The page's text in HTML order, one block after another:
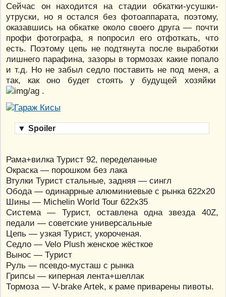
Сейчас он находится на стадии обкатки-усушки-
утруски, но я остался без фотоаппарата, поэтому,
оказавшись на обкатке около своего друга — почти
профи фотографа, я попросил его отфоткать, что
есть. Поэтому цепь не подтянута после выработки
лишнего парафина, зазоры в тормозах какие попало
и т.д. Но не забыл седло поставить не под меня, а
так, как оно будет стоять у будущей хозяйки
.
▼ Spoiler
Рама+вилка Турист 92, переделанные
Окраска — порошком без лака
Втулки Турист стальные, задняя — сингл
Обода — одинаррные алюминиевые с рынка 622х20
Шины — Michelin World Tour 622х35
Система — Турист, оставлена одна звезда 40Z,
педали — советские универсальные
Цепь — узкая Турист, укороченая.
Седло — Velo Plush женское жёсткое
Вынос — Турист
Руль — псевдо-мусташ с рынка
Грипсы — киперная лента+шеллак
Тормоза — V-brake Artek, к раме приварены пивоты.